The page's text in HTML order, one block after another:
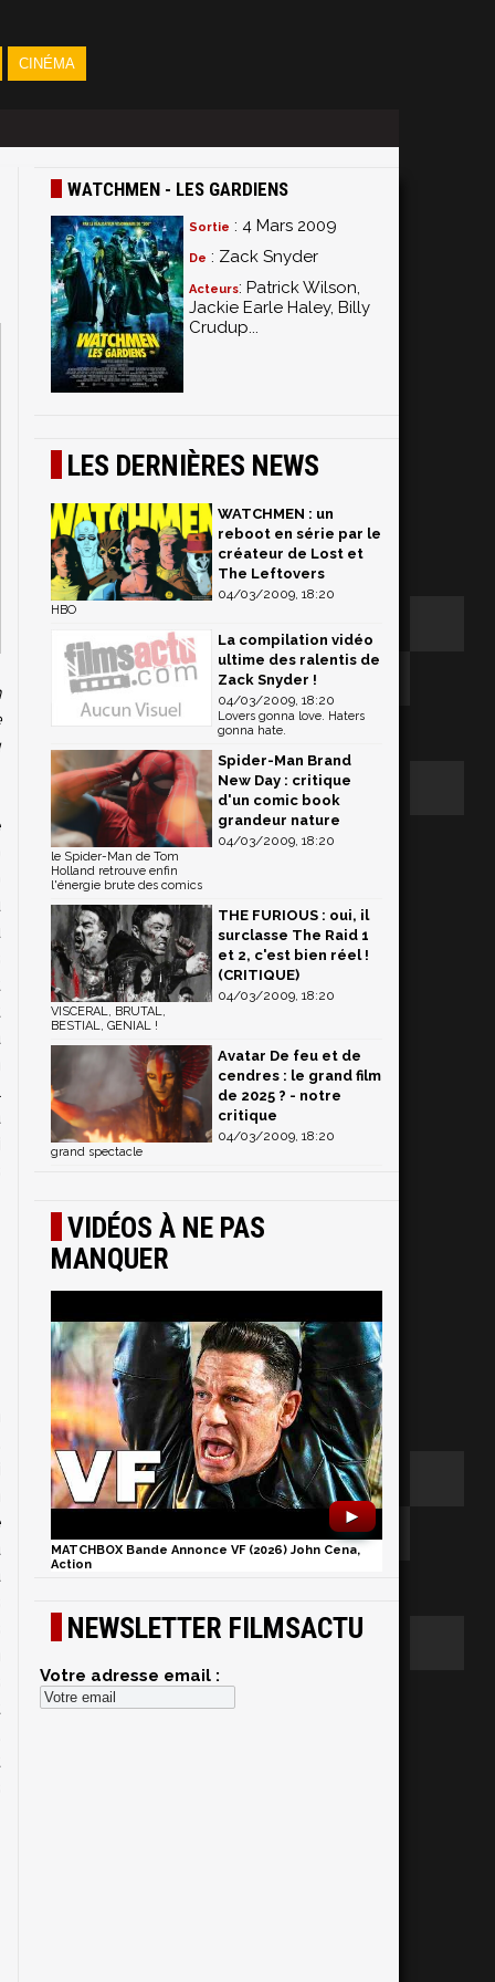
CINÉMA
WATCHMEN - LES GARDIENS
Sortie : 4 Mars 2009
De : Zack Snyder
Acteurs: Patrick Wilson,
Jackie Earle Haley, Billy
Crudup...
LES DERNIÈRES NEWS
WATCHMEN : un
reboot en série par le
créateur de Lost et
The Leftovers
04/03/2009, 18:20
HBO
La compilation vidéo
ultime des ralentis de
Zack Snyder !
04/03/2009, 18:20
Lovers gonna love. Haters
gonna hate.
Spider-Man Brand
New Day : critique
d'un comic book
grandeur nature
04/03/2009, 18:20
le Spider-Man de Tom
Holland retrouve enfin
l'énergie brute des comics
THE FURIOUS : oui, il
surclasse The Raid 1
et 2, c'est bien réel !
(CRITIQUE)
04/03/2009, 18:20
VISCERAL, BRUTAL,
BESTIAL, GENIAL !
Avatar De feu et de
cendres : le grand film
de 2025 ? - notre
critique
04/03/2009, 18:20
grand spectacle
VIDÉOS À NE PAS
MANQUER
►
MATCHBOX Bande Annonce VF (2026) John Cena,
Action
NEWSLETTER FILMSACTU
Votre adresse email :